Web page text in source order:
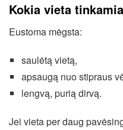
Kokia vieta
Eustoma mėgsta:
saulėtą vietą,
apsaugą nuo stipraus
lengvą, purią dirvą.
Jei vieta per daug